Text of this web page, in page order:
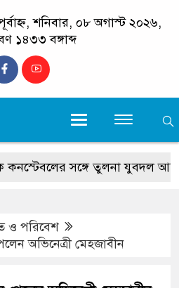
শনিবার, ০৮ অগাস্ট ২০২৬,
১৪৩৩ বঙ্গাব্দ
সঙ্গে তুলনা যুবদল আহ্বায়ক
পরিবেশ
অভিনেত্রী মেহজাবীন